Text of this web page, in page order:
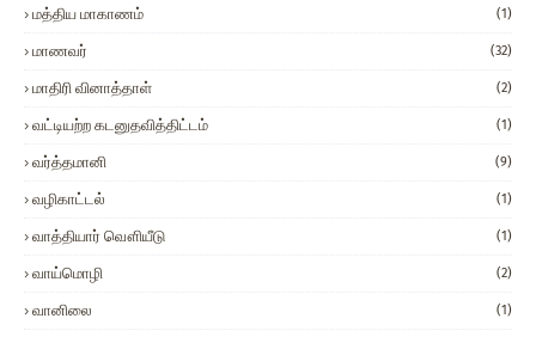
மத்திய மாகாணம் (1)
மாணவர் (32)
மாதிரி வினாத்தாள் (2)
வட்டியற்ற கடனுதவித்திட்டம் (1)
வர்த்தமானி (9)
வழிகாட்டல் (1)
வாத்தியார் வௌியீடு (1)
வாய்மொழி (2)
வானிலை (1)